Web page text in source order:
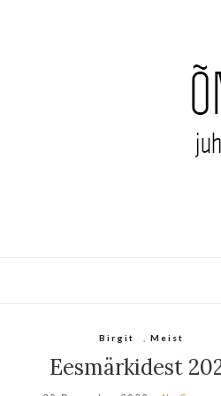
Birgit Meist
Eesmärkidest